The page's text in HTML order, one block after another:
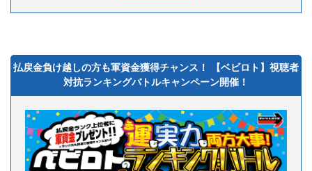
払戻金負け越しの方も軍資金獲得チャンス！ 【ベビロト】視聴者
対抗ランキングバトルキャンペーン開催！